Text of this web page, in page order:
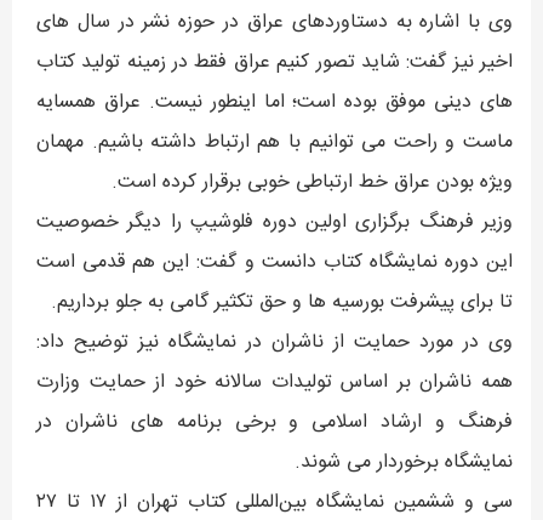
وی با اشاره به دستاوردهای عراق در حوزه نشر در سال های
اخیر نیز گفت: شاید تصور کنیم عراق فقط در زمینه تولید کتاب
های دینی موفق بوده است؛ اما اینطور نیست. عراق همسایه
ماست و راحت می توانیم با هم ارتباط داشته باشیم. مهمان
ویژه بودن عراق خط ارتباطی خوبی برقرار کرده است.
وزیر فرهنگ برگزاری اولین دوره فلوشیپ را دیگر خصوصیت
این دوره نمایشگاه کتاب دانست و گفت: این هم قدمی است
تا برای پیشرفت بورسیه ها و حق تکثیر گامی به جلو برداریم.
وی در مورد حمایت از ناشران در نمایشگاه نیز توضیح داد:
همه ناشران بر اساس تولیدات سالانه خود از حمایت وزارت
فرهنگ و ارشاد اسلامی و برخی برنامه های ناشران در
نمایشگاه برخوردار می‌ شوند.
سی و ششمین نمایشگاه بین‌المللی کتاب تهران از ۱۷ تا ۲۷